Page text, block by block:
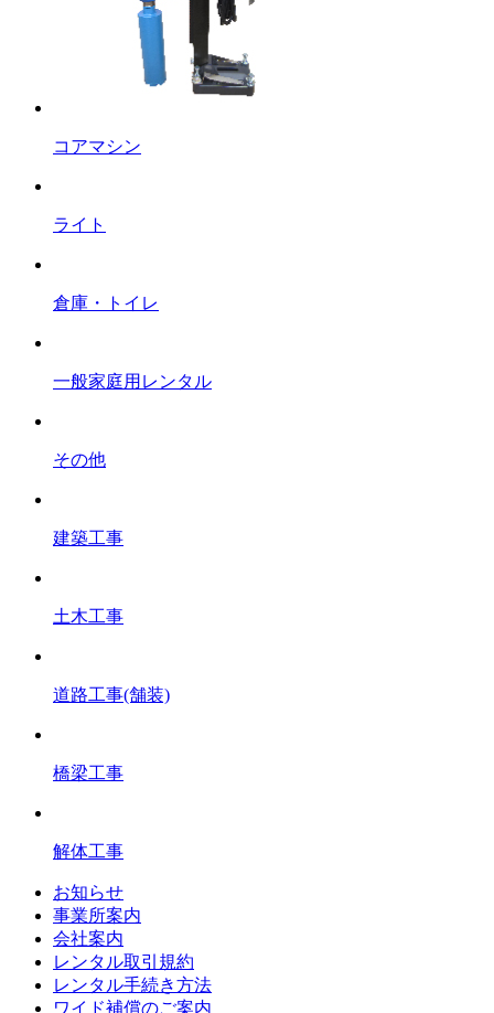
コアマシン
ライト
倉庫・トイレ
一般家庭用レンタル
その他
建築工事
土木工事
道路工事(舗装)
橋梁工事
解体工事
お知らせ
事業所案内
会社案内
レンタル取引規約
レンタル手続き方法
ワイド補償のご案内